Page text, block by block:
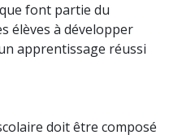
font partie du
élèves à développer
apprentissage réussi
doit être composé